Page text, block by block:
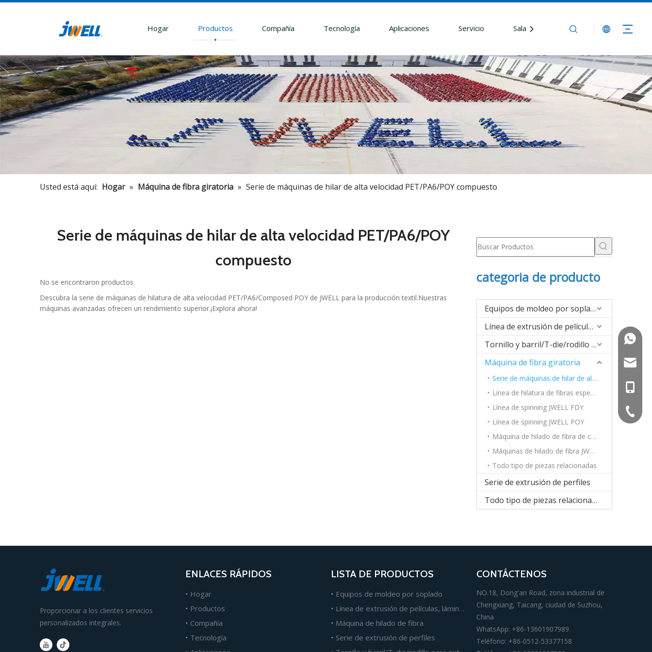
Hogar Productos Compañía Tecnología Aplicaciones Servicio Sala de redacción Contáctenos
Usted está aquí: Hogar » Máquina de fibra giratoria » Serie de máquinas de hilar de alta velocidad PET/PA6/POY compuesto
Serie de máquinas de hilar de alta velocidad PET/PA6/POY
compuesto
No se encontraron productos
Descubra la serie de máquinas de hilatura de alta velocidad PET/PA6/Composed POY de JWELL para la producción textil.Nuestras
máquinas avanzadas ofrecen un rendimiento superior.¡Explora ahora!
categoria de producto
Equipos de moldeo por soplado
Línea de extrusión de películas/hojas/tableros
Tornillo y barril/T-die/rodillo para extrusión
Máquina de fibra giratoria
Serie de máquinas de hilar de alta velocidad PET/PA6/POY compuesto
Línea de hilatura de fibras especiales y materiales nuevos
Línea de spinning JWELL FDY
Línea de spinning JWELL POY
Máquina de hilado de fibra de carbono JWELL
Máquinas de hilado de fibra JWELL
Todo tipo de piezas relacionadas
Serie de extrusión de perfiles
Todo tipo de piezas relacionadas con maquinaria de fibra química.
Proporcionar a los clientes servicios
personalizados integrales.
ENLACES RÁPIDOS
Hogar
Productos
Compañía
Tecnología
LISTA DE PRODUCTOS
Equipos de moldeo por soplado
Línea de extrusión de películas, láminas y tableros
Máquina de hilado de fibra
Serie de extrusión de perfiles
+86-
+86-
CONTÁCTENOS
NO.18, Dong'an Road, zona industrial de
Chengxiang, Taicang, ciudad de Suzhou,
China
WhatsApp: +86-13601907989
Teléfono: +86-0512-53377158